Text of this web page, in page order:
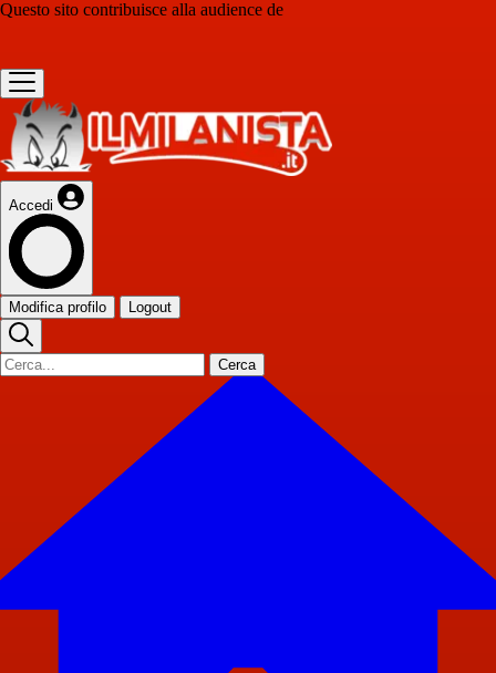
Questo sito contribuisce alla audience de
Accedi
Modifica profilo Logout
Cerca